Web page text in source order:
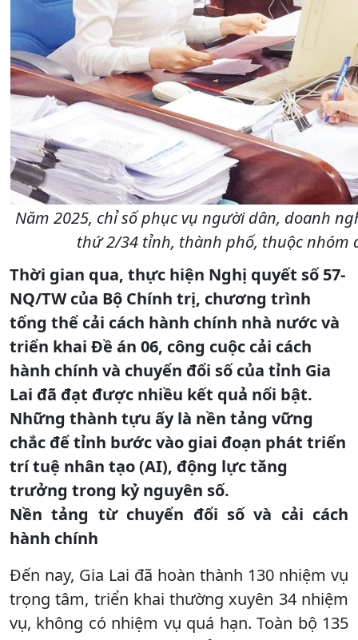
Năm 2025, chỉ số phục vụ người dân, doanh
thứ 2/34 tỉnh, thành phố, thuộc nhóm
Thời gian qua, thực hiện Nghị quyết số 57-
NQ/TW của Bộ Chính trị, chương trình
tổng thể cải cách hành chính nhà nước và
triển khai Đề án 06, công cuộc cải cách
hành chính và chuyển đổi số của tỉnh Gia
Lai đã đạt được nhiều kết quả nổi bật.
Những thành tựu ấy là nền tảng vững
chắc để tỉnh bước vào giai đoạn phát triển
trí tuệ nhân tạo (AI), động lực tăng
trưởng trong kỷ nguyên số.
Nền tảng từ chuyển đổi số và cải cách
hành chính
Đến nay, Gia Lai đã hoàn thành 130 nhiệm vụ
trọng tâm, triển khai thường xuyên 34 nhiệm
vụ, không có nhiệm vụ quá hạn. Toàn bộ 135